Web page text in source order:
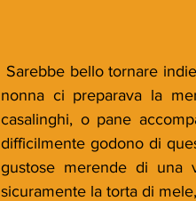
nonna ci preparava la
casalinghi, o pane
difficilmente godono di
gustose merende di una
sicuramente la torta di